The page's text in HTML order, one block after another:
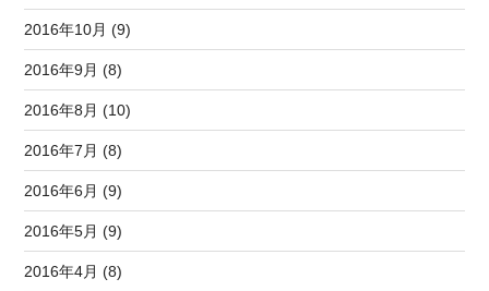
2016年10月 (9)
2016年9月 (8)
2016年8月 (10)
2016年7月 (8)
2016年6月 (9)
2016年5月 (9)
2016年4月 (8)